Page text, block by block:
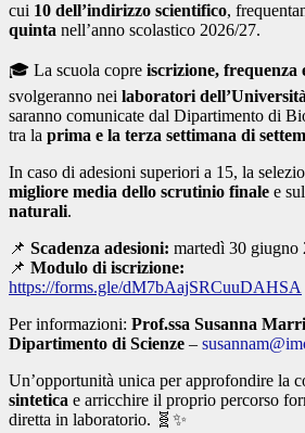
cui 10 dell’indirizzo scientifico,
quinta nell’anno scolastico 2026/27.
🎓 La scuola copre iscrizione, frequenza
svolgeranno nei laboratori
saranno comunicate dal Dipartimento di
tra la prima e la terza settimana di
In caso di adesioni superiori a 15, la
migliore media dello scrutinio finale e sul
naturali.
📌 Scadenza adesioni: martedì 30 giugno
📌 Modulo di iscrizione:
https://forms.gle/dM7bAajSRCuuDAHSA
Per informazioni: Prof.ssa Susanna
Dipartimento di Scienze –
Un’opportunità unica per approfondire la
sintetica e arricchire il proprio percorso
diretta in laboratorio. 🧬✨